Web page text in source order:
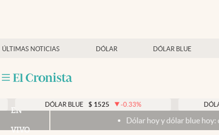
ÚLTIMAS NOTICIAS DÓLAR DÓLAR BLUE
Mercados Online
Otras secciones
DÓLAR BLUE $ 1525 -0.33% DÓLAR
EN
VIVO
Dólar hoy y dólar blue hoy: cuál es la